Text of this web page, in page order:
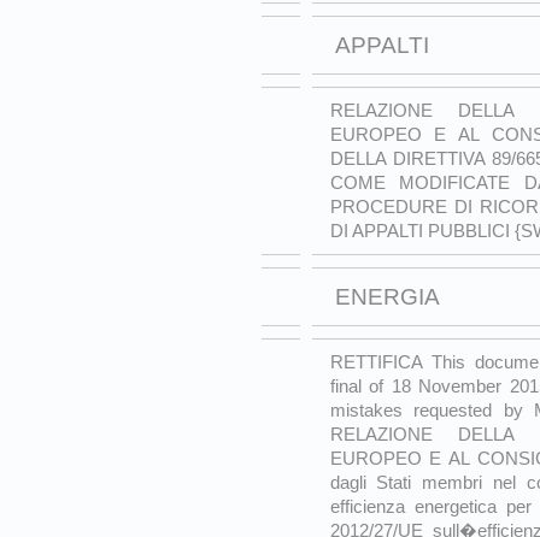
APPALTI
RELAZIONE DELLA
EUROPEO E AL
DELLA DIRETTIVA 89/
COME MODIFICATE
PROCEDURE DI
DI APPALTI PUBBLICI
ENERGIA
RETTIFICA This
final of 18 November
mistakes requested by
RELAZIONE DELLA
EUROPEO E AL
dagli Stati membri nel
efficienza energetica
2012/27/UE